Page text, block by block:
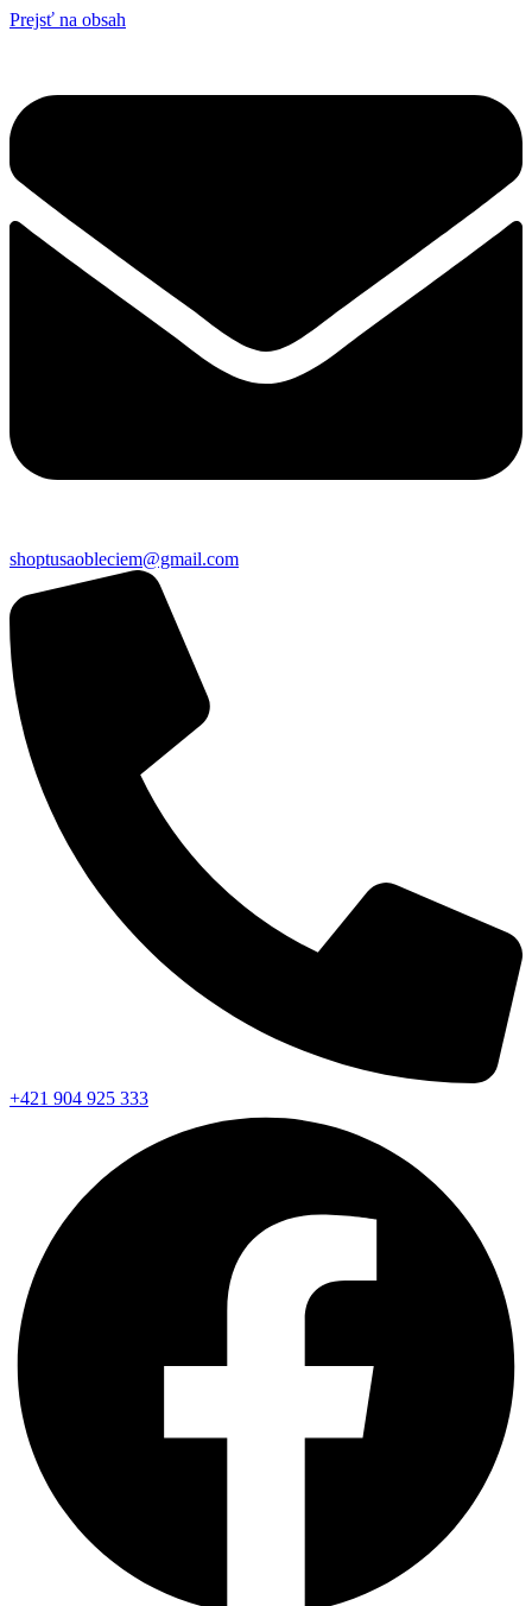
Prejsť na obsah
shoptusaobleciem@gmail.com
+421 904 925 333